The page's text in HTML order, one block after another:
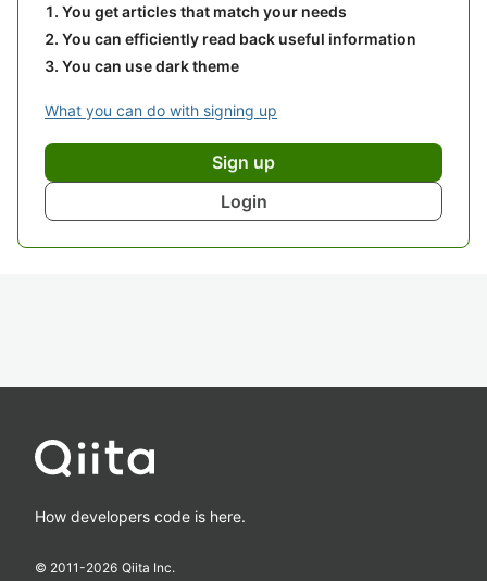
You get articles that match your needs
You can efficiently read back useful information
You can use dark theme
What you can do with signing up
Sign up
Login
How developers code is here.
© 2011-2026 Qiita Inc.